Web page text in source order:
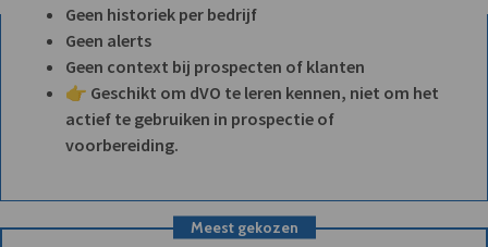
Geen historiek per bedrijf
Geen alerts
Geen context bij prospecten of klanten
👉 Geschikt om dVO te leren kennen, niet om het
actief te gebruiken in prospectie of
voorbereiding.
Meest gekozen